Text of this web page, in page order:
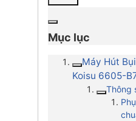
Mục lục
Máy Hút
Koisu 6605-
Thông